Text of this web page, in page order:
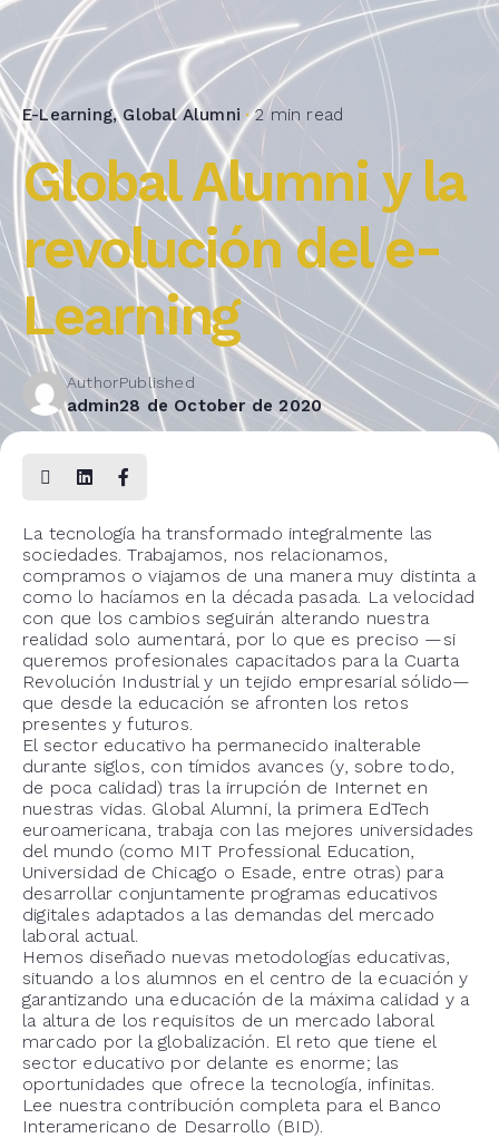
E-Learning Global Alumni 2 min read
Global Alumni y la
revolución del e-
Learning
Author
admin
Published
28 de October de 2020
La tecnología ha transformado integralmente las
sociedades. Trabajamos, nos relacionamos,
compramos o viajamos de una manera muy distinta a
como lo hacíamos en la década pasada. La velocidad
con que los cambios seguirán alterando nuestra
realidad solo aumentará, por lo que es preciso —si
queremos profesionales capacitados para la Cuarta
Revolución Industrial y un tejido empresarial sólido—
que desde la educación se afronten los retos
presentes y futuros.
El sector educativo ha permanecido inalterable
durante siglos, con tímidos avances (y, sobre todo,
de poca calidad) tras la irrupción de Internet en
nuestras vidas. Global Alumni, la primera EdTech
euroamericana, trabaja con las mejores universidades
del mundo (como MIT Professional Education,
Universidad de Chicago o Esade, entre otras) para
desarrollar conjuntamente programas educativos
digitales adaptados a las demandas del mercado
laboral actual.
Hemos diseñado nuevas metodologías educativas,
situando a los alumnos en el centro de la ecuación y
garantizando una educación de la máxima calidad y a
la altura de los requisitos de un mercado laboral
marcado por la globalización. El reto que tiene el
sector educativo por delante es enorme; las
oportunidades que ofrece la tecnología, infinitas.
Lee nuestra contribución completa para el Banco
Interamericano de Desarrollo (BID).